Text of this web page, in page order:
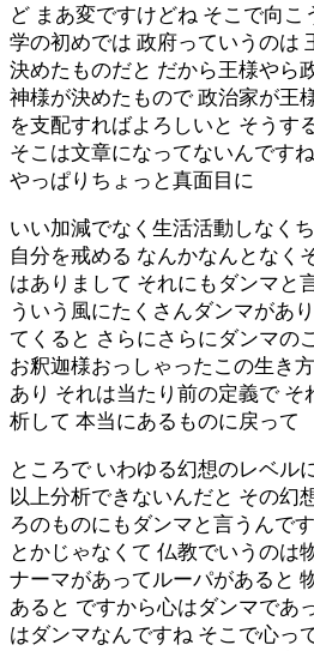
ど まあ変ですけどね そこで向
学の初めでは 政府っていうのは
決めたものだと だから王様やら
神様が決めたもので 政治家が王
を支配すればよろしいと そうす
そこは文章になってないんです
やっぱりちょっと真面目に
いい加減でなく生活活動しなく
自分を戒める なんかなんとなく
はありまして それにもダンマと
ういう風にたくさんダンマがあ
てくると さらにさらにダンマの
お釈迦様おっしゃったこの生き
あり それは当たり前の定義で そ
析して 本当にあるものに戻って
ところで いわゆる幻想のレベル
以上分析できないんだと その幻
ろのものにもダンマと言うんで
とかじゃなくて 仏教でいうのは
ナーマがあってルーパがあると
あると ですから心はダンマであ
はダンマなんですね そこで心っ